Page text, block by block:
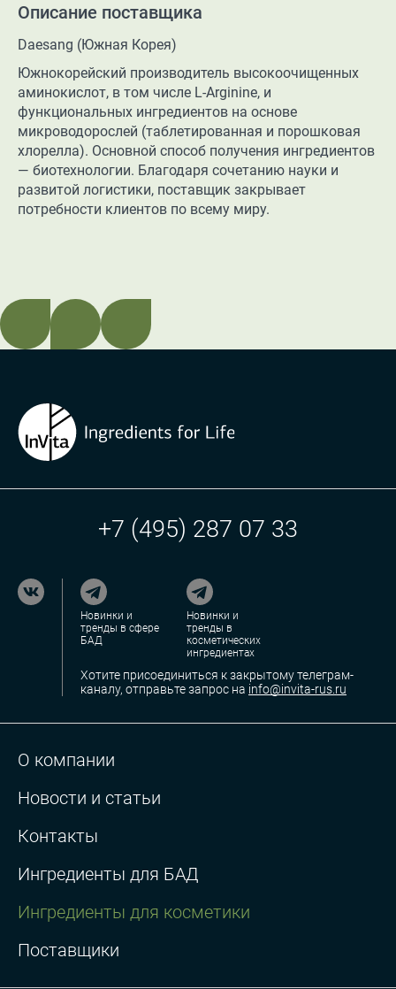
Описание поставщика
Daesang (Южная Корея)
Южнокорейский производитель высокоочищенных
аминокислот, в том числе L-Arginine, и
функциональных ингредиентов на основе
микроводорослей (таблетированная и порошковая
хлорелла). Основной способ получения ингредиентов
— биотехнологии. Благодаря сочетанию науки и
развитой логистики, поставщик закрывает
потребности клиентов по всему миру.
+7 (495) 287 07 33
Новинки и
тренды в сфере
БАД
Новинки и
тренды в
косметических
ингредиентах
Хотите присоединиться к закрытому телеграм-
каналу, отправьте запрос на info@invita-rus.ru
О компании
Новости и статьи
Контакты
Ингредиенты для БАД
Ингредиенты для косметики
Поставщики